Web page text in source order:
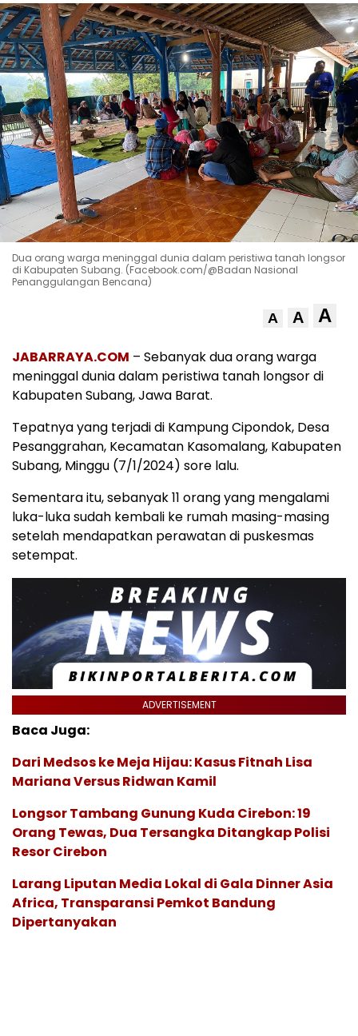
Dua orang warga meninggal dunia dalam peristiwa tanah longsor
di Kabupaten Subang. (Facebook.com/@Badan Nasional
Penanggulangan Bencana)
A A A
JABARRAYA.COM – Sebanyak dua orang warga
meninggal dunia dalam peristiwa tanah longsor di
Kabupaten Subang, Jawa Barat.
Tepatnya yang terjadi di Kampung Cipondok, Desa
Pesanggrahan, Kecamatan Kasomalang, Kabupaten
Subang, Minggu (7/1/2024) sore lalu.
Sementara itu, sebanyak 11 orang yang mengalami
luka-luka sudah kembali ke rumah masing-masing
setelah mendapatkan perawatan di puskesmas
setempat.
ADVERTISEMENT
Baca Juga:
Dari Medsos ke Meja Hijau: Kasus Fitnah Lisa
Mariana Versus Ridwan Kamil
Longsor Tambang Gunung Kuda Cirebon: 19
Orang Tewas, Dua Tersangka Ditangkap Polisi
Resor Cirebon
Larang Liputan Media Lokal di Gala Dinner Asia
Africa, Transparansi Pemkot Bandung
Dipertanyakan